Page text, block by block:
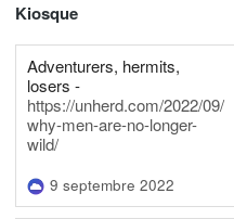
Kiosque
Adventurers, hermits,
losers -
https://unherd.com/2022/09/
why-men-are-no-longer-
wild/
9 septembre 2022